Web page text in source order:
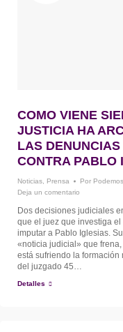
COMO VIENE
JUSTICIA HA
LAS
CONTRA
Noticias Prensa Por
Deja un comentario
Dos decisiones judiciales
que el juez que investiga
imputar a Pablo Iglesias.
«noticia judicial» que
está sufriendo la
del juzgado 45…
Detalles